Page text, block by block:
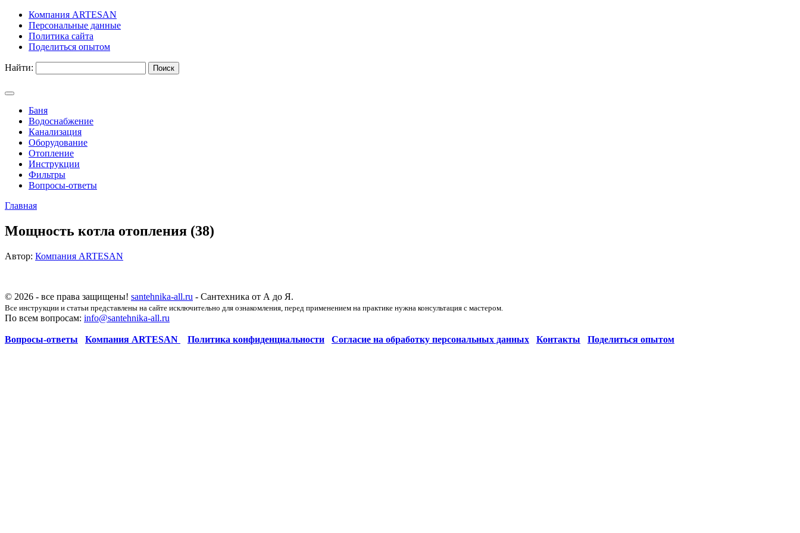
Компания ARTESAN
Персональные данные
Политика сайта
Поделиться опытом
Найти:
Баня
Водоснабжение
Канализация
Оборудование
Отопление
Инструкции
Фильтры
Вопросы-ответы
Главная
Мощность котла отопления (38)
Автор: Компания ARTESAN
© 2026 - все права защищены! santehnika-all.ru - Сантехника от А до Я.
Все инструкции и статьи представлены на сайте исключительно для ознакомления, перед применением на практике нужна консультация с мастером.
По всем вопросам: info@santehnika-all.ru
Вопросы-ответы Компания ARTESAN Политика конфиденциальности Согласие на обработку персональных данных Контакты Поделиться опытом